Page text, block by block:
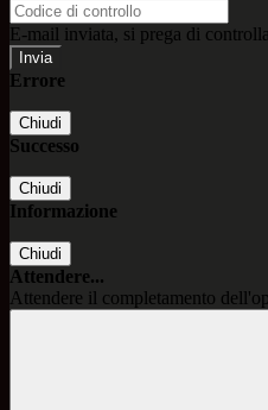
E-mail inviata, si prega di
Errore
Chiudi
Successo
Chiudi
Informazione
Chiudi
Attendere...
Attendere il completamento